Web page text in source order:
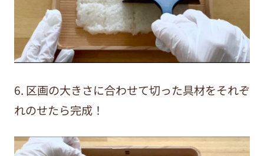
6. 区画の大きさに合わせて切った具材をそれぞ
れのせたら完成！